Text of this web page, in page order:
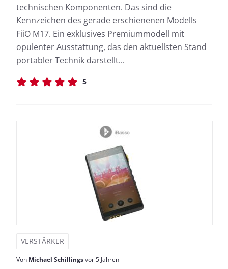
technischen Komponenten. Das sind die
Kennzeichen des gerade erschienenen Modells
FiiO M17. Ein exklusives Premiummodell mit
opulenter Ausstattung, das den aktuellsten Stand
portabler Technik darstellt...
5
VERSTÄRKER
Von Michael Schillingsvor 5 Jahren